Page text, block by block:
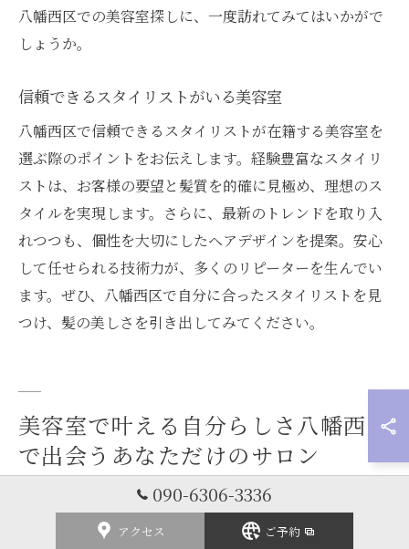
八幡西区での美容室探しに、一度訪れてみてはいかがで
しょうか。
信頼できるスタイリストがいる美容室
八幡西区で信頼できるスタイリストが在籍する美容室を
選ぶ際のポイントをお伝えします。経験豊富なスタイリ
ストは、お客様の要望と髪質を的確に見極め、理想のス
タイルを実現します。さらに、最新のトレンドを取り入
れつつも、個性を大切にしたヘアデザインを提案。安心
して任せられる技術力が、多くのリピーターを生んでい
ます。ぜひ、八幡西区で自分に合ったスタイリストを見
つけ、髪の美しさを引き出してみてください。
美容室で叶える自分らしさ八幡西区
で出会うあなただけのサロン
あなたらしいスタイルを引き出すカウンセリング
美容室選びの一歩目として大切なのは、カウンセリング
090-6306-3336
アクセス ご予約